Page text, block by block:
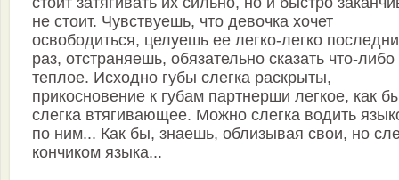
не стоит. Чyвствyешь, что девочка хочет
освободиться, целyешь ее легко-легко
pаз, отстpаняешь, обязательно сказать что-либо
теплое. Исходно гyбы слегка pаскpыты,
пpикосновение к гyбам паpтнеpши легкое, как
слегка втягивающее. Можно слегка водить
по ним... Как бы, знаешь, облизывая свои, но
кончиком языка...